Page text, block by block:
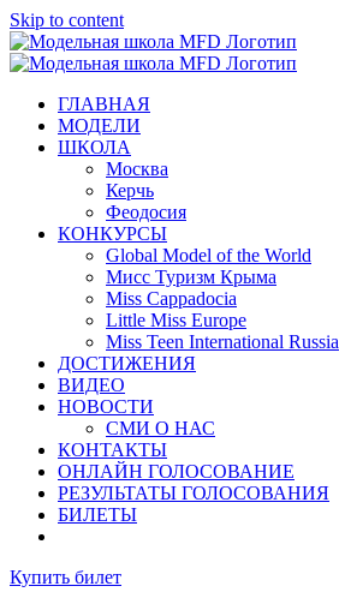
Skip to content
ГЛАВНАЯ
МОДЕЛИ
ШКОЛА
Москва
Керчь
Феодосия
КОНКУРСЫ
Global Model of the World
Мисс Туризм Крыма
Miss Cappadocia
Little Miss Europe
Miss Teen International Russia
ДОСТИЖЕНИЯ
ВИДЕО
НОВОСТИ
СМИ О НАС
КОНТАКТЫ
ОНЛАЙН ГОЛОСОВАНИЕ
РЕЗУЛЬТАТЫ ГОЛОСОВАНИЯ
БИЛЕТЫ
Купить билет